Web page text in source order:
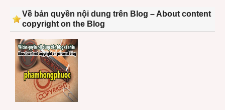
Về bản quyền nội dung trên Blog – About content
copyright on the Blog